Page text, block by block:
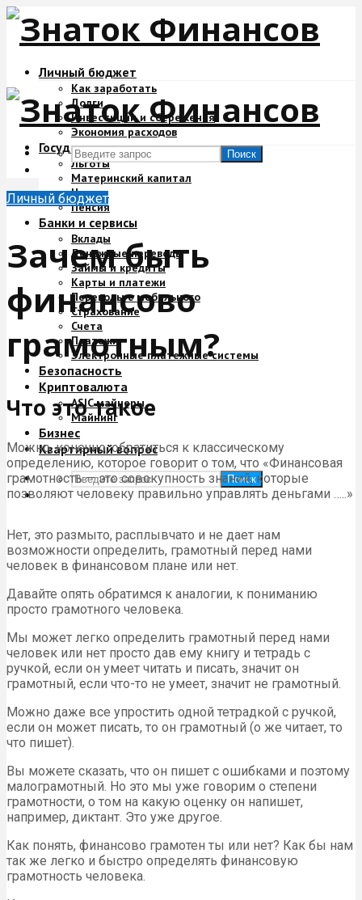
Личный бюджет
Как заработать
Долги
Инвестиции и сбережения
Экономия расходов
Государство и деньги
Льготы
Материнский капитал
Налоги
Пенсия
Банки и сервисы
Вклады
Денежные переводы
Займы и кредиты
Карты и платежи
Переводы с мобильного
Страхование
Счета
Платежи
Электронные платежные системы
Безопасность
Криптовалюта
ASIC майнеры
Майнинг
Бизнес
Квартирный вопрос
Поиск
Поиск
Личный бюджет
Зачем быть
финансово
грамотным?
Что это такое
Можно, конечно, обратиться к классическому
определению, которое говорит о том, что «Финансовая
грамотность — это совокупность знаний, которые
позволяют человеку правильно управлять деньгами …..»
Нет, это размыто, расплывчато и не дает нам
возможности определить, грамотный перед нами
человек в финансовом плане или нет.
Давайте опять обратимся к аналогии, к пониманию
просто грамотного человека.
Мы может легко определить грамотный перед нами
человек или нет просто дав ему книгу и тетрадь с
ручкой, если он умеет читать и писать, значит он
грамотный, если что-то не умеет, значит не грамотный.
Можно даже все упростить одной тетрадкой с ручкой,
если он может писать, то он грамотный (о же читает, то
что пишет).
Вы можете сказать, что он пишет с ошибками и поэтому
малограмотный. Но это мы уже говорим о степени
грамотности, о том на какую оценку он напишет,
например, диктант. Это уже другое.
Как понять, финансово грамотен ты или нет? Как бы нам
так же легко и быстро определять финансовую
грамотность человека.